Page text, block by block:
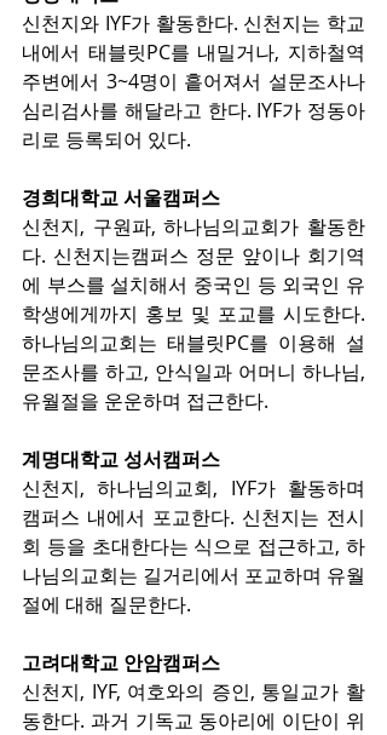
신천지와 IYF가 활동한다. 신천지는 학교
내에서 태블릿PC를 내밀거나, 지하철역
주변에서 3~4명이 흩어져서 설문조사나
심리검사를 해달라고 한다. IYF가 정동아
리로 등록되어 있다.
경희대학교 서울캠퍼스
신천지, 구원파, 하나님의교회가 활동한
다. 신천지는캠퍼스 정문 앞이나 회기역
에 부스를 설치해서 중국인 등 외국인 유
학생에게까지 홍보 및 포교를 시도한다.
하나님의교회는 태블릿PC를 이용해 설
문조사를 하고, 안식일과 어머니 하나님,
유월절을 운운하며 접근한다.
계명대학교 성서캠퍼스
신천지, 하나님의교회, IYF가 활동하며
캠퍼스 내에서 포교한다. 신천지는 전시
회 등을 초대한다는 식으로 접근하고, 하
나님의교회는 길거리에서 포교하며 유월
절에 대해 질문한다.
고려대학교 안암캠퍼스
신천지, IYF, 여호와의 증인, 통일교가 활
동한다. 과거 기독교 동아리에 이단이 위